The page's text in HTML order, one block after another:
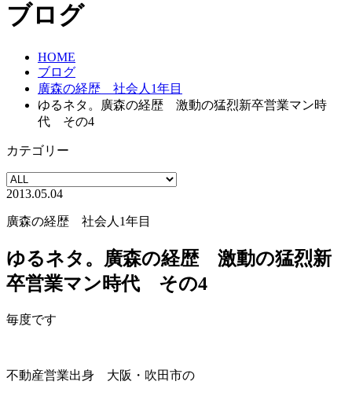
ブログ
HOME
ブログ
廣森の経歴 社会人1年目
ゆるネタ。廣森の経歴 激動の猛烈新卒営業マン時
代 その4
カテゴリー
2013.05.04
廣森の経歴 社会人1年目
ゆるネタ。廣森の経歴 激動の猛烈新
卒営業マン時代 その4
毎度です
不動産営業出身 大阪・吹田市の